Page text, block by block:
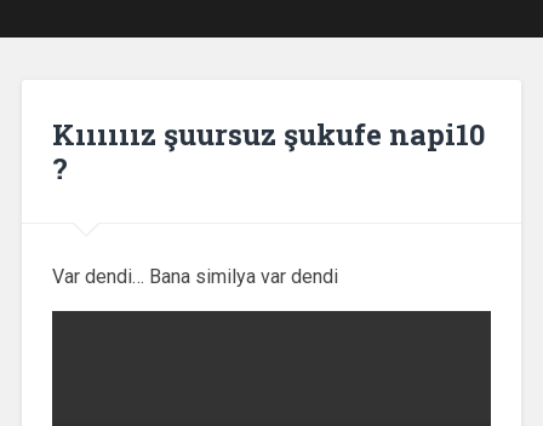
Kıııııız şuursuz şukufe napi10
?
Var dendi… Bana similya var dendi